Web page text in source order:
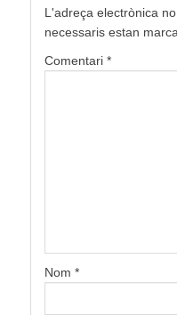
L'adreça electrònica
necessaris estan
Comentari *
Nom *